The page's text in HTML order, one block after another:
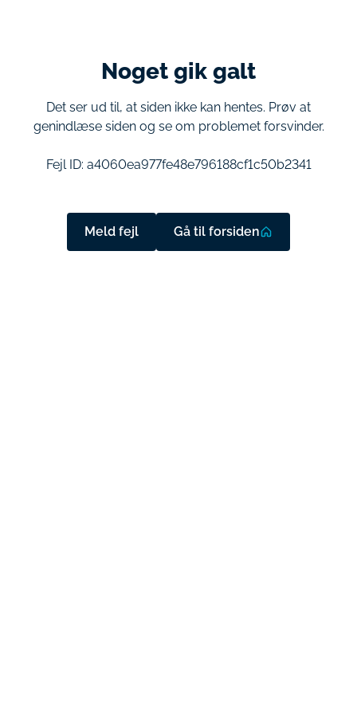
Noget gik galt
Det ser ud til, at siden ikke kan hentes. Prøv at
genindlæse siden og se om problemet forsvinder.
Fejl ID: a4060ea977fe48e796188cf1c50b2341
Meld fejl Gå til forsiden